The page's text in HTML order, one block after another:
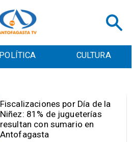
POLÍTICA CULTURA
Tribunal frena opción de pena
mixta para Karen Rojo por ahora